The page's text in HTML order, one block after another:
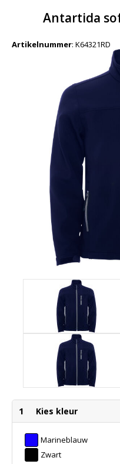
Antartida
Artikelnummer: K64321RD
1 Kies kleur
Marineblauw
Zwart